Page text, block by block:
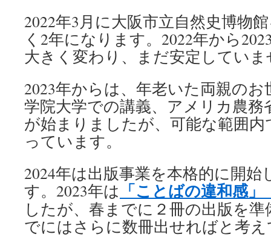
ッ
プ
2022年3月に大阪市立自然史博物
く2年になります。2022年から
大きく変わり、まだ安定していま
2023年からは、年老いた両親の
学院大学での講義、アメリカ農務
が始まりましたが、可能な範囲
っています。
2024年は出版事業を本格的に開
す。2023年は 「ことばの違和感
したが、春までに２冊の出版を
でにはさらに数冊出せればと考